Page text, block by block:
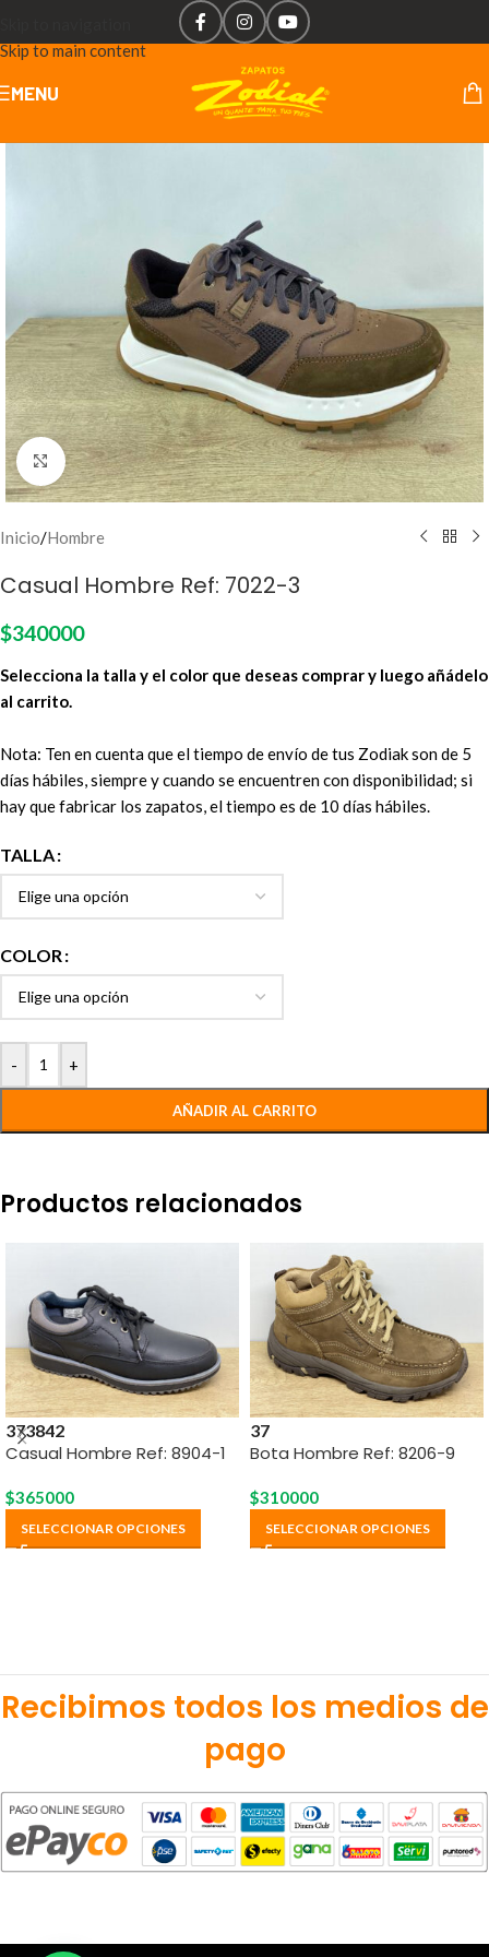
Skip to main content
MENU
Click to enlarge
Inicio/Hombre
Casual Hombre Ref: 7022-3
$340000
Selecciona la talla y el color que deseas comprar y luego añádelo
al carrito.
Nota: Ten en cuenta que el tiempo de envío de tus Zodiak son de 5
días hábiles, siempre y cuando se encuentren con disponibilidad; si
hay que fabricar los zapatos, el tiempo es de 10 días hábiles.
TALLA
COLOR
- +
AÑADIR AL CARRITO
Productos relacionados
373842
Casual Hombre Ref: 8904-1
$365000
SELECCIONAR OPCIONES
37
Bota Hombre Ref: 8206-9
$310000
SELECCIONAR OPCIONES
Recibimos todos los medios de
pago